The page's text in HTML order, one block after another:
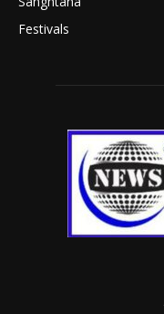
Festivals